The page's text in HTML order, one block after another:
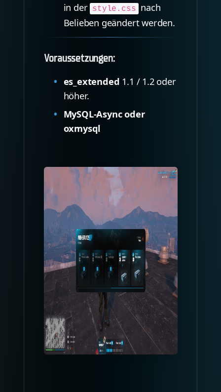
in der style.css nach
Belieben geändert werden.
Voraussetzungen:
es_extended 1.1 / 1.2 oder
höher.
MySQL-Async oder
oxmysql